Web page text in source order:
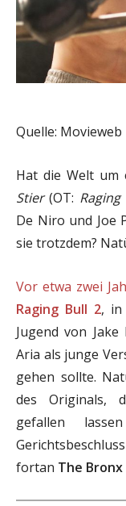
Quelle: Movieweb
Hat die Welt um
Stier(OT: Raging
De Niro und Joe
sie trotzdem?
Vor etwa zwei
Raging Bull 2, in
Jugend von
Aria als junge
gehen sollte.
des Originals,
gefallen
fortan The Bronx